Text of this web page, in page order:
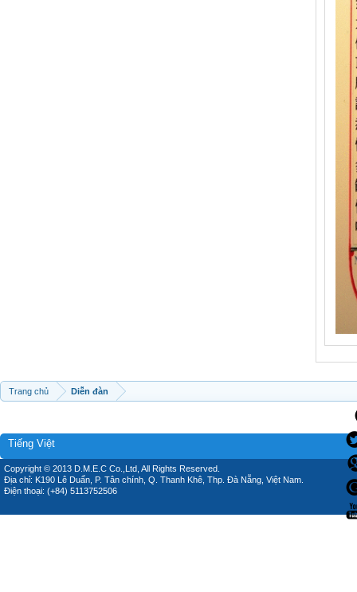
Trang chủ Diễn đàn
Tiếng Việt
Copyright © 2013 D.M.E.C Co.,Ltd, All Rights Reserved.
Địa chỉ: K190 Lê Duẩn, P. Tân chính, Q. Thanh Khê, Thp. Đà Nẵng, Việt Nam.
Điện thoại: (+84) 5113752506